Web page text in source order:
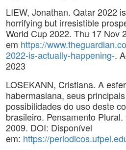
LIEW, Jonathan. Qatar 2022
horrifying but irresistible
World Cup 2022. Thu 17 Nov
em https://
2022-is-actually-happening-.
2023
LOSEKANN, Cristiana. A
habermasiana, seus
possibilidades do uso deste
brasileiro. Pensamento
2009. DOI: Disponível
em: https://